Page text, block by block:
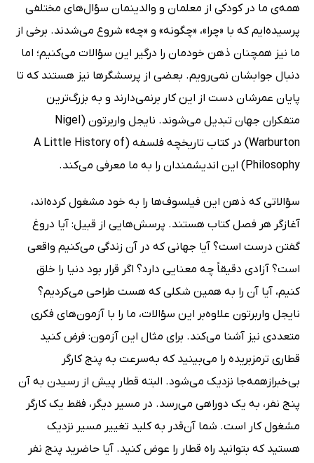
همه‌ی ما در کودکی از معلمان و والدینمان سؤال‌های مختلفی
پرسیده‌ایم که با «چرا»، «چگونه» و «چه» شروع می‌شدند. برخی از
ما نیز همچنان ذهن خودمان را درگیر این سؤالات می‌کنیم؛ اما
دنبال جوابشان نمی‌رویم. بعضی از پرسشگرها نیز هستند که تا
پایان عمرشان دست از این کار برنمی‌دارند و به بزرگ‌ترین
متفکران جهان تبدیل می‌شوند. نایجل واربرتون (Nigel
Warburton) در کتاب تاریخچه فلسفه (A Little History of
Philosophy) این اندیشمندان را به ما معرفی می‌کند.
سؤالاتی که ذهن این‌ فیلسوف‌ها را به خود مشغول کرده‌اند،
آغازگر هر فصل کتاب هستند. پرسش‌هایی از قبیل: آیا دروغ
گفتن درست است؟ آیا جهانی که در آن زندگی می‌کنیم واقعی
است؟ آزادی دقیقاً چه معنایی دارد؟ اگر قرار بود دنیا را خلق
کنیم،‌ آیا آن را به همین شکلی که هست طراحی می‌کردیم؟
نایجل واربرتون علاوه‌بر این سؤالات، ما را با آزمون‌های فکری
متعددی نیز آشنا می‌کند. برای مثال این آزمون: فرض کنید
قطاری ترمزبریده را می‌بینید که به‌سرعت به پنج کارگر
بی‌خبرازهمه‌جا نزدیک می‌شود. البته قطار پیش از رسیدن به آن
پنج نفر، به یک دوراهی می‌رسد. در مسیر دیگر، فقط یک کارگر
مشغول کار است. شما آن‌قدر به کلید تغییر مسیر نزدیک
هستید که بتوانید راه قطار را عوض کنید. آیا حاضرید پنج نفر